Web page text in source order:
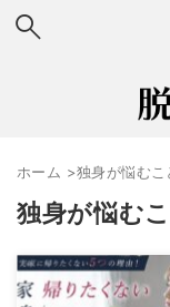
ホーム >独身が悩むこ
独身が悩む